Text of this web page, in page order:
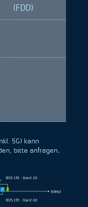
(FDD)
5G) kann
bitte anfragen.